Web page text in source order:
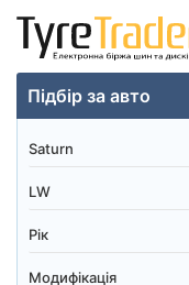
Підбір за авто